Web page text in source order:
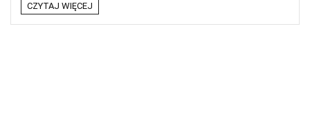
CZYTAJ WIĘCEJ